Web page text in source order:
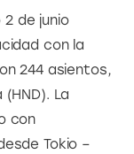
2 de junio
con la
244 asientos,
La
con
Tokio –